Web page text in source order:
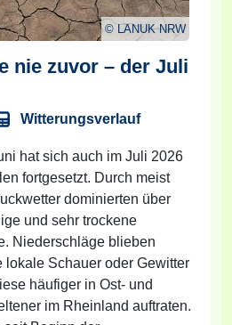
LANUK NRW
nie zuvor – der Juli
Witterungsverlauf
hat sich auch im Juli 2026
fortgesetzt. Durch meist
dominierten über
und sehr trockene
Niederschläge blieben
lokale Schauer oder Gewitter
häufiger in Ost- und
im Rheinland auftraten.